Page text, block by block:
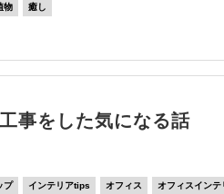
物 癒し
事をした気になる話
プ インテリアtips オフィス オフィスインテ